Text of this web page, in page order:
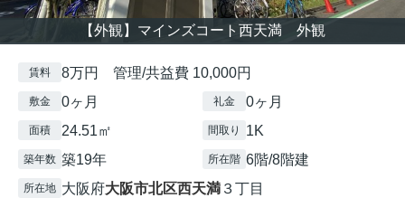
【外観】マインズコート西天満 外観
賃料 8万円 管理/共益費 10,000円
敷金 0ヶ月 礼金 0ヶ月
面積 24.51㎡ 間取り 1K
築年数 築19年 所在階 6階/8階建
所在地 大阪府大阪市北区西天満 ３丁目